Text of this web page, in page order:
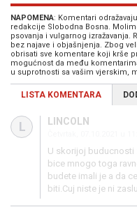
NAPOMENA: Komentari
redakcije Slobodna Bosna.
psovanja i vulgarnog izražavanja.
bez najave i objašnjenja. Zbog
obrisati sve komentare koji krše
mogućnost da među
u suprotnosti sa vašim vjerskim,
LISTA KOMENTARA
L LINCOLN
U skorijoj buducnosti
bice mnogo toga
budete imali je a da
biti.Cuj niste je ni